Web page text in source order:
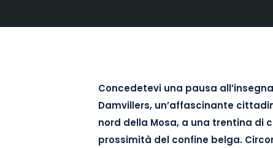
Concedetevi una pausa
Damvillers, un’affascinante
nord della Mosa, a una trentina di
prossimità del confine belga.